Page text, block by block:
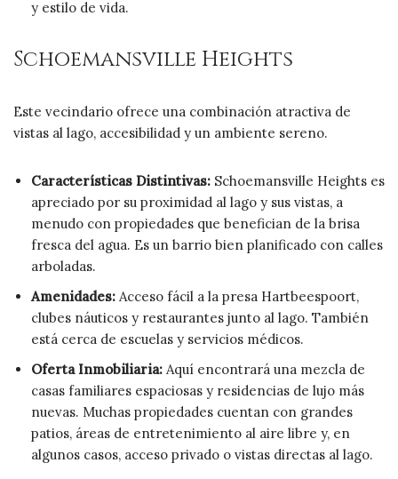
y estilo de vida.
Schoemansville Heights
Este vecindario ofrece una combinación atractiva de
vistas al lago, accesibilidad y un ambiente sereno.
Características Distintivas: Schoemansville Heights es
apreciado por su proximidad al lago y sus vistas, a
menudo con propiedades que benefician de la brisa
fresca del agua. Es un barrio bien planificado con calles
arboladas.
Amenidades: Acceso fácil a la presa Hartbeespoort,
clubes náuticos y restaurantes junto al lago. También
está cerca de escuelas y servicios médicos.
Oferta Inmobiliaria: Aquí encontrará una mezcla de
casas familiares espaciosas y residencias de lujo más
nuevas. Muchas propiedades cuentan con grandes
patios, áreas de entretenimiento al aire libre y, en
algunos casos, acceso privado o vistas directas al lago.